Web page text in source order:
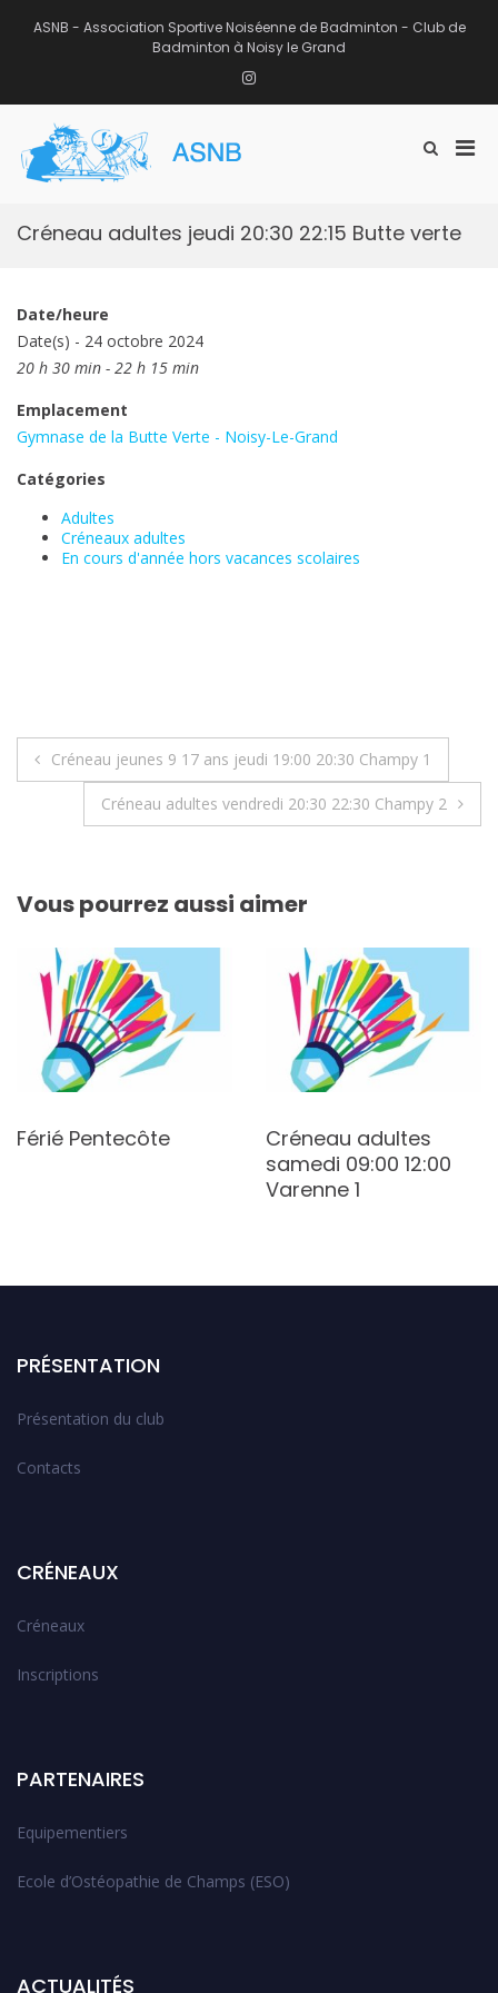
ASNB - Association Sportive Noiséenne de Badminton - Club de
Badminton à Noisy le Grand
Instagram
Afficher
recherche
Créneau adultes jeudi 20:30 22:15 Butte verte
Date/heure
Date(s) - 24 octobre 2024
20 h 30 min - 22 h 15 min
Emplacement
Gymnase de la Butte Verte - Noisy-Le-Grand
Catégories
Adultes
Créneaux adultes
En cours d'année hors vacances scolaires
Navigation
Créneau jeunes 9 17 ans jeudi 19:00 20:30 Champy 1
Créneau adultes vendredi 20:30 22:30 Champy 2
Vous pourrez aussi aimer
Férié Pentecôte
Créneau adultes
samedi 09:00 12:00
Varenne 1
PRÉSENTATION
Présentation du club
Contacts
CRÉNEAUX
Créneaux
Inscriptions
PARTENAIRES
Equipementiers
Ecole d’Ostéopathie de Champs (ESO)
ACTUALITÉS